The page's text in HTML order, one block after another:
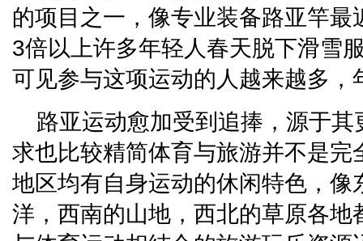
的项目之一，像专业装备路亚竿最
3倍以上许多年轻人春天脱下滑雪
可见参与这项运动的人越来越多，
路亚运动愈加受到追捧，源于
求也比较精简体育与旅游并不是完
地区均有自身运动的休闲特色，像
洋，西南的山地，西北的草原各地